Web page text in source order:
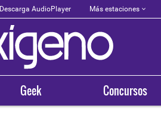
Descarga AudioPlayer Más estaciones
Geek Concursos